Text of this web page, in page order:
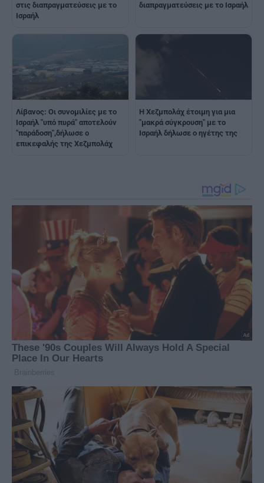
στις διαπραγματεύσεις με το
Ισραήλ
διαπραγματεύσεις με το Ισραήλ
Λίβανος: Οι συνομιλίες με το
Ισραήλ "υπό πυρά" αποτελούν
"παράδοση",δήλωσε ο
επικεφαλής της Χεζμπολάχ
Η Χεζμπολάχ έτοιμη για μια
"μακρά σύγκρουση" με το
Ισραήλ δήλωσε ο ηγέτης της